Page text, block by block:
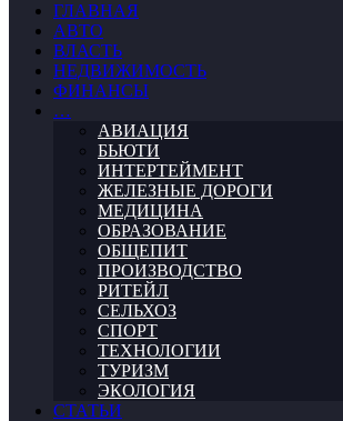
ГЛАВНАЯ
АВТО
ВЛАСТЬ
НЕДВИЖИМОСТЬ
ФИНАНСЫ
…
АВИАЦИЯ
БЬЮТИ
ИНТЕРТЕЙМЕНТ
ЖЕЛЕЗНЫЕ ДОРОГИ
МЕДИЦИНА
ОБРАЗОВАНИЕ
ОБЩЕПИТ
ПРОИЗВОДСТВО
РИТЕЙЛ
СЕЛЬХОЗ
СПОРТ
ТЕХНОЛОГИИ
ТУРИЗМ
ЭКОЛОГИЯ
СТАТЬИ